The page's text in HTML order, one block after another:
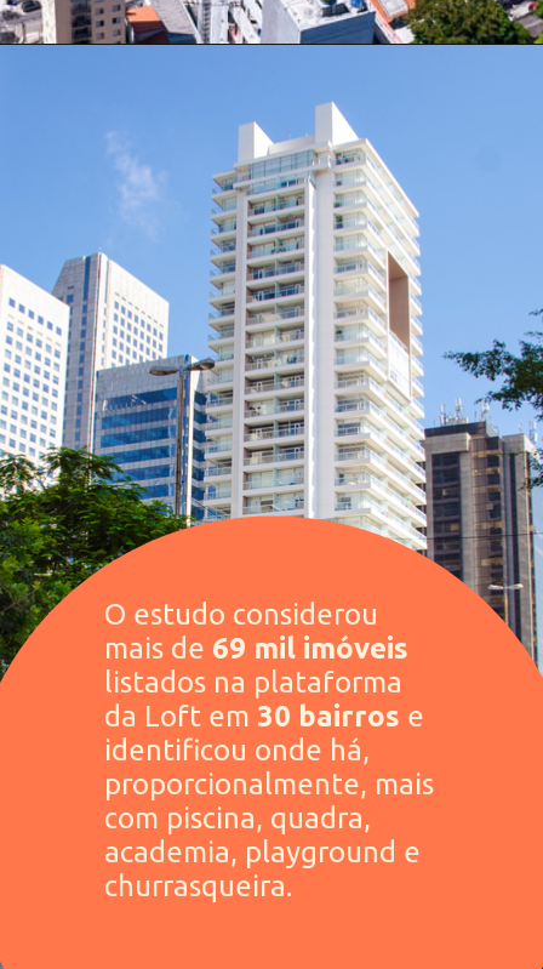
O estudo considerou
mais de
listados na plataforma
da Loft em 30 bairros e
identificou onde há,
proporcionalmente, mais
com piscina, quadra,
academia, playground e
churrasqueira.